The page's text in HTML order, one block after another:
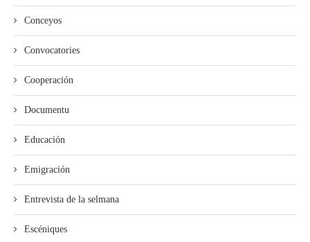
Conceyos
Convocatories
Cooperación
Documentu
Educación
Emigración
Entrevista de la selmana
Escéniques